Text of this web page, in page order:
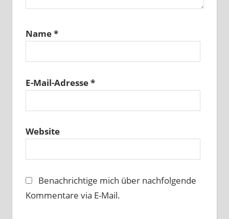
Name*
E-Mail-Adresse*
Website
Benachrichtige mich über nachfolgende
Kommentare via E-Mail.